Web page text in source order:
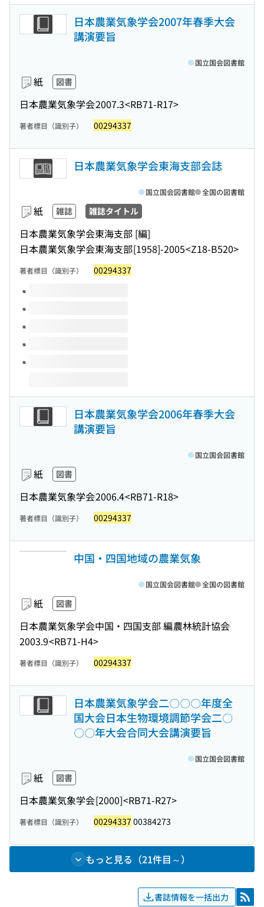
日本農業気象学会2007年春季大会
講演要旨
紙 図書
日本農業気象学会2007.3<RB71-R17>
国立国会図書館
著者標目（識別子） 00294337
日本農業気象学会東海支部会誌
紙 雑誌 雑誌タイトル
日本農業気象学会東海支部 [編]
日本農業気象学会東海支部[1958]-2005<Z18-B520>
国立国会図書館 全国の図書館
著者標目（識別子） 00294337
このタイトルの巻号
日本農業気象学会2006年春季大会
講演要旨
紙 図書
日本農業気象学会2006.4<RB71-R18>
国立国会図書館
著者標目（識別子） 00294337
中国・四国地域の農業気象
紙 図書
日本農業気象学会中国・四国支部 編農林統計協会
2003.9<RB71-H4>
国立国会図書館 全国の図書館
著者標目（識別子） 00294337
日本農業気象学会二〇〇〇年度全
国大会日本生物環境調節学会二〇
〇〇年大会合同大会講演要旨
紙 図書
日本農業気象学会[2000]<RB71-R27>
国立国会図書館
著者標目（識別子） 00294337 00384273
もっと見る（21件目～）
書誌情報を一括出力 RSS